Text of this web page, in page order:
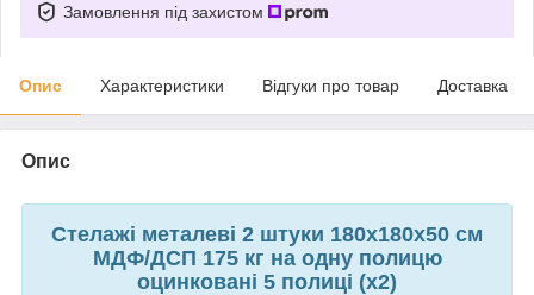
Замовлення під захистом
Опис Характеристики Відгуки про товар Доставка
Опис
Стелажі металеві 2 штуки 180х180х50 см
МДФ/ДСП 175 кг на одну полицю
оцинковані 5 полиці (х2)